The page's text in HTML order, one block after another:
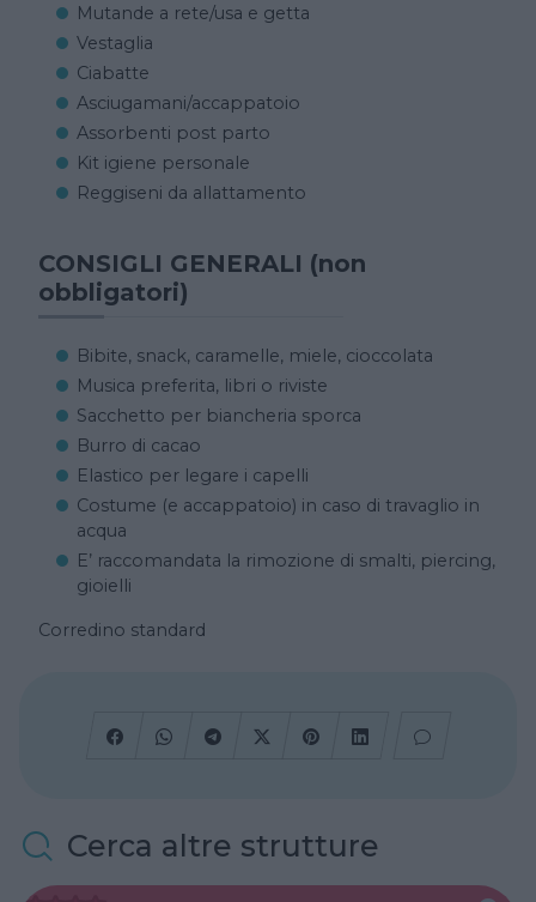
Mutande a rete/usa e getta
Vestaglia
Ciabatte
Asciugamani/accappatoio
Assorbenti post parto
Kit igiene personale
Reggiseni da allattamento
CONSIGLI GENERALI (non
obbligatori)
Bibite, snack, caramelle, miele, cioccolata
Musica preferita, libri o riviste
Sacchetto per biancheria sporca
Burro di cacao
Elastico per legare i capelli
Costume (e accappatoio) in caso di travaglio in
acqua
E’ raccomandata la rimozione di smalti, piercing,
gioielli
Corredino standard
Cerca altre strutture